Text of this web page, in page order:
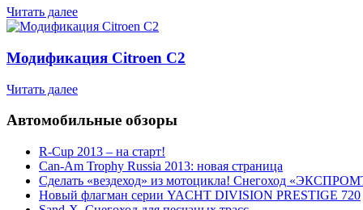
Читать далее
Модификация Citroen С2
Читать далее
Автомобильные обзоры
R-Cup 2013 – на старт!
Can-Am Trophy Russia 2013: новая страница
Сделать «вездеход» из мотоцикла! Снегоход
Новый флагман серии YACHT DIVISION PRESTIGE 720